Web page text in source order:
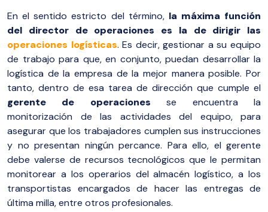
En el sentido estricto del término, la máxima función
del director de operaciones es la de dirigir las
operaciones logísticas. Es decir, gestionar a su equipo
de trabajo para que, en conjunto, puedan desarrollar la
logística de la empresa de la mejor manera posible. Por
tanto, dentro de esa tarea de dirección que cumple el
gerente de operaciones se encuentra la
monitorización de las actividades del equipo, para
asegurar que los trabajadores cumplen sus instrucciones
y no presentan ningún percance. Para ello, el gerente
debe valerse de recursos tecnológicos que le permitan
monitorear a los operarios del almacén logístico, a los
transportistas encargados de hacer las entregas de
última milla, entre otros profesionales.